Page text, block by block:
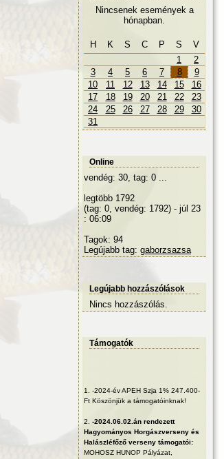
Nincsenek események a
hónapban.
H K S C P S
V
1
2
3
4 5 6 7 8
9
10
11 12 13 14 15
16
17
18 19 20 21 22
23
24
25 26 27 28 29
30
31
Online
vendég: 30, tag: 0 ...
legtöbb 1792
(tag: 0, vendég: 1792) - júl 23
: 06:09
Tagok: 94
Legújabb tag: gaborzsazsa
Legújabb hozzászólások
Nincs hozzászólás.
Támogatók
1.
-2024-év APEH Szja 1% 247.400-
Ft Köszönjük a támogatóinknak!
2.
-2024.06.02.án rendezett
Hagyományos Horgászverseny és
Halászléfőző verseny támogatói:
MOHOSZ HUNOP Pályázat,